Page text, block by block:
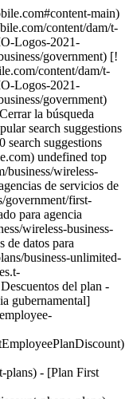
desktop-2:HERO-mobile?fmt=jpg&qlt=85%2C0&resMode=sharp2&op_usm=1.75%2C0.3%2C2%2C0) ### Obtén el servicio de datos de T-Mobile a una tarifa reducida con E-Rate. [Obtén el servicio de datos de T-Mobile a una tarifa reducida con E-Rate.](https://es.t-mobile.com) Obtén el servicio de datos de T-Mobile a una tarifa reducida con E-Rate. El gobierno federal creó el programa E-Rate para ayudar a escuelas y bibliotecas elegibles a acceder a la conectividad que necesitan a un precio con descuento. [Conoce más](https://es.t-mobile.com/business/education/schools-libraries-e-rate) ## Obtén el servicio de datos de T-Mobile a una tarifa reducida con E-Rate. Somos el mejor en 5G porque pensamos diferente ## La mejor red 5G para el gobierno. T-Mobile ahora es la red 5G más grande Y más rápida del país. Requiere dispositivo compatible; cobertura no disponible en ciertas áreas. Ver términos completos ## La mejor red 5G para el gobierno. __La red 5G de T-Mobile ofrece velocidades 5G en más lugares, con acceso a lo largo del país que posibilita la agilidad y el alcance de tu agencia.__ T-Mobile es la red 5G más grande del país, y Opensignal ha galardonado a T-Mobile como la red 5G más rápida del país - [EE. UU.: Informe sobre la experiencia del usuario de 5G,](https://nam02.safelinks.protection.outlook.com/?url=https%3A%2F%2Fwww.opensignal.com%2Freports%2F2021%2F01%2Fusa%2Fmobile-network-experience-5g&data=04%7C01%7CDavid.Edwards83%40T-Mobile.com%7Cb1e38a34a4104eac0ce008d8bf065416%7Cbe0f980bdd994b19bd7bbc71a09b026c%7C0%7C0%7C637469381180953126%7CUnknown%7CTWFpbGZsb3d8eyJWIjoiMC4wLjAwMDAiLCJQIjoiV2luMzIiLCJBTiI6Ik1haWwiLCJXVCI6Mn0%3D%7C1000&sdata=T0%2BRGKNGhyknqmlIhFSv3F82H7rOFzorjkoQs9iYtVs%3D&reserved=0) enero de 2021, con base en un análisis independiente de las velocidades promedio captadas en mediciones del servicio móvil durante el período del 16 de septiembre al 14 de diciembre de 2020 © 2021 Opensignal Limited. Requiere dispositivo compatible; cobertura no disponible en ciertas áreas. Algunos usos podrían requerir un determinado plan o función; detalles en [T-Mobile.com](http://es.t-mobile.com/). ## Servicio al Cliente galardonado. Servicio al Cliente que te pone primero con un Equipo de Expertos especializados. ## Servicio al Cliente galardonado. ## Beneficios de primera. Beneficios premium en TODOS los planes para que gastes menos e innoves más. ## Beneficios de primera. Programas que benefician a agencias gubernamentales. Programas innovadores para estudiantes, miembros de servicios de emergencia y más. ![Dos empleados del gobienro colaboran a través de varias computadoras en la oficina.](https://es.t-mobile.com/sdscene7/is/image/Tmusprod/TBF-Updates-to-the-Government-Article-FiftyFifty-640x352-Desktop:16x9?fmt=jpg&qlt=85%2C0&resMode=sharp2&op_usm=1.75%2C0.3%2C2%2C0) ### Internet para el gobierno de T-Mobile. [Internet para el gobierno de T-Mobile.](https://es.t-mobile.com) Internet para el gobierno de T-Mobile. Obtén servicio de Internet económico con datos. Úsalo como Internet principal o como respaldo ilimitado para obtener máxima resiliencia y conectividad para comunicaciones críticas. [Conoce más](https://es.t-mobile.com/busines